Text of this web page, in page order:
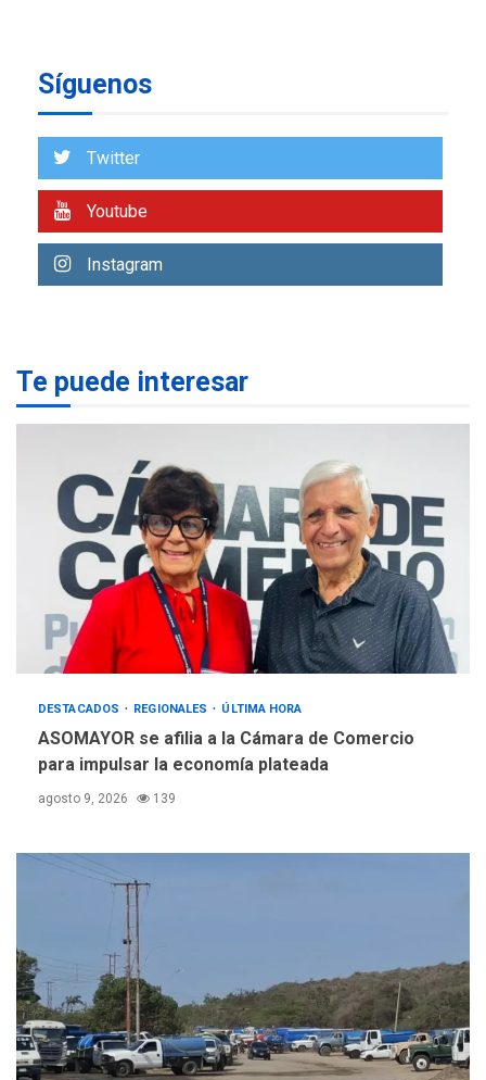
1
Cámara de Comercio para
plateada
submarinas era 4 veces
3
de almacenamiento de agua
a Corazón de Mi Patria
4
REGIONALES ÚLTIMA HORA
Alcaldía de Maneiro sigue
atendiendo falta de agua
con plan de contingencia
5
OPINIÓN
Pesadilla hídrica, por
Síguenos
Twitter
Youtube
Instagram
Te puede interesar
DESTACADOS REGIONALES ÚLTIMA HORA
ASOMAYOR se afilia a la Cámara de Comercio
para impulsar la economía plateada
agosto 9, 2026 139